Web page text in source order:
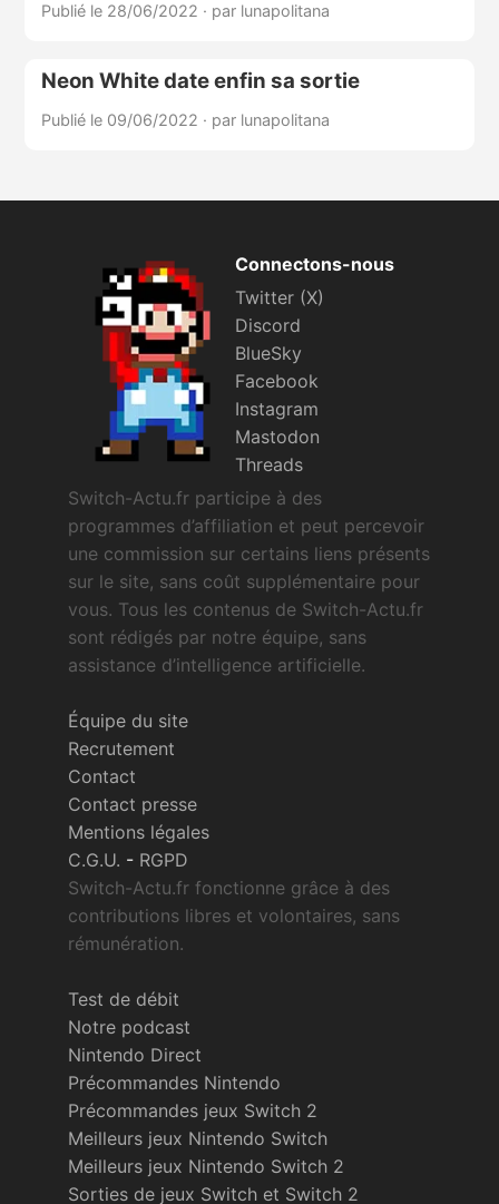
Publié le 28/06/2022 · par lunapolitana
Neon White date enfin sa sortie
Publié le 09/06/2022 · par lunapolitana
Connectons-nous
Twitter (X)
Discord
BlueSky
Facebook
Instagram
Mastodon
Threads
Switch-Actu.fr participe à des
programmes d’affiliation et peut percevoir
une commission sur certains liens présents
sur le site, sans coût supplémentaire pour
vous. Tous les contenus de Switch-Actu.fr
sont rédigés par notre équipe, sans
assistance d’intelligence artificielle.
Équipe du site
Recrutement
Contact
Contact presse
Mentions légales
C.G.U. - RGPD
Switch-Actu.fr fonctionne grâce à des
contributions libres et volontaires, sans
rémunération.
Test de débit
Notre podcast
Nintendo Direct
Précommandes Nintendo
Précommandes jeux Switch 2
Meilleurs jeux Nintendo Switch
Meilleurs jeux Nintendo Switch 2
Sorties de jeux Switch et Switch 2